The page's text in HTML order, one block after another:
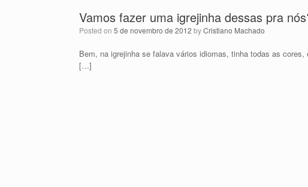
Vamos fazer uma igrejinha dessas pra
Posted on 5 de novembro de 2012 byCristiano Machado
Bem, na igrejinha se falava vários idiomas, tinha todas as
[…]